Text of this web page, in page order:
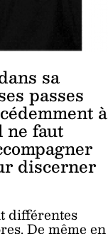
sa
passes
à
ne faut
discerner
différentes
De même en